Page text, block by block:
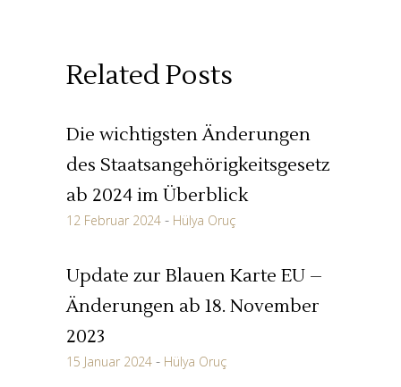
Related Posts
Die wichtigsten Änderungen
des Staatsangehörigkeitsgesetz
ab 2024 im Überblick
12 Februar 2024 Hülya Oruç
Update zur Blauen Karte EU –
Änderungen ab 18. November
2023
15 Januar 2024 Hülya Oruç